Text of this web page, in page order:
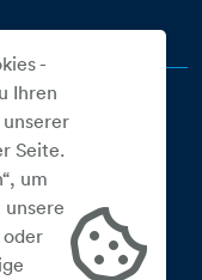
-
Ihren
Seite.
um